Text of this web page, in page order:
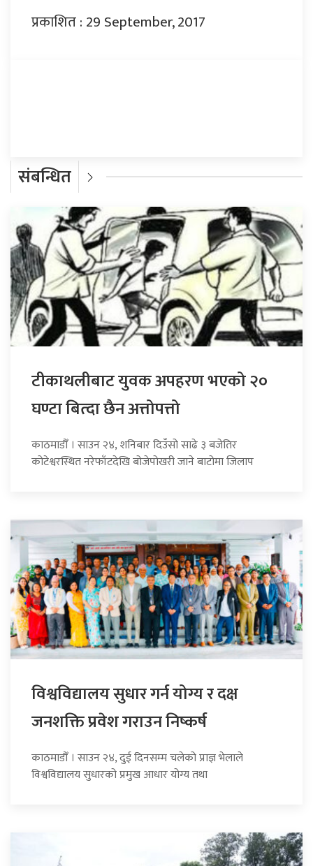
प्रकाशित : 29 September, 2017
संबन्धित
टीकाथलीबाट युवक अपहरण भएको २०
घण्टा बित्दा छैन अत्तोपत्तो
काठमाडौँ । साउन २४, शनिबार दिउँसो साढे ३ बजेतिर
कोटेश्वरस्थित नरेफाँटदेखि बोजेपोखरी जाने बाटोमा जिलाप
विश्वविद्यालय सुधार गर्न योग्य र दक्ष
जनशक्ति प्रवेश गराउन निष्कर्ष
काठमाडौँ । साउन २४, दुई दिनसम्म चलेको प्राज्ञ भेलाले
विश्वविद्यालय सुधारको प्रमुख आधार योग्य तथा